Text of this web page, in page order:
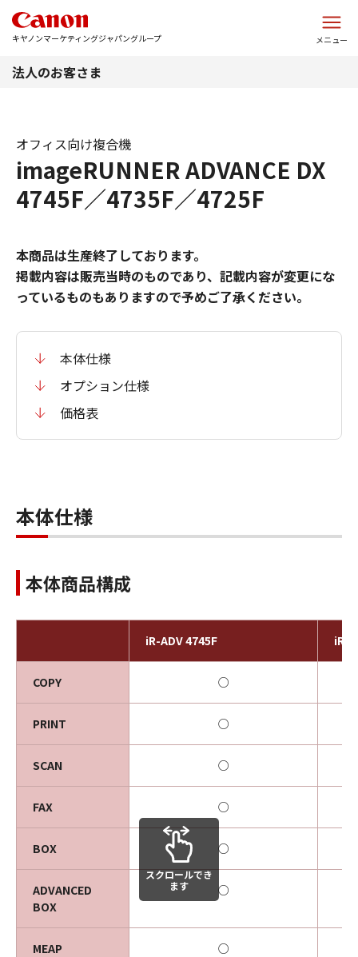
キヤノンマーケティングジャパングループ メニュー
法人のお客さま
imageRUNNER ADVANCE DX
4745F／4735F／4725F
オフィス向け複合機
本商品は生産終了しております。
掲載内容は販売当時のものであり、記載内容が変更にな
っているものもありますので予めご了承ください。
本体仕様
オプション仕様
価格表
本体仕様
本体商品構成
iR-ADV 4745F iR-
COPY ○
PRINT ○
SCAN ○
FAX ○
BOX ○
ADVANCED
BOX
○
MEAP ○
スクロールでき
ます